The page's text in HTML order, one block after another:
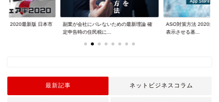
いための最新理論 確
ASO対策方法 2020最新版 アプリを上位
表示させる基...
アプリビジネスで月収
物の元へ上田幸司...
最新記事 ネットビジネスコラム